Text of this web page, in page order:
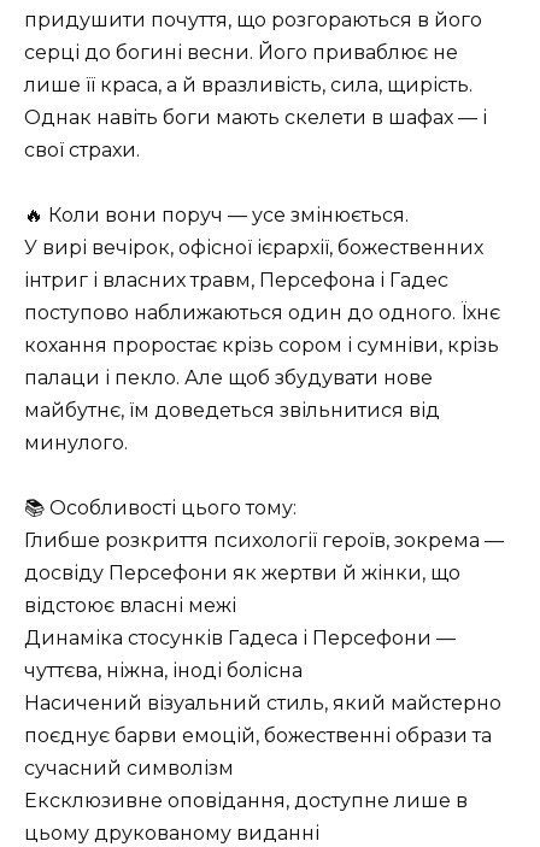
придушити почуття, що розгораються в його
серці до богині весни. Його приваблює не
лише її краса, а й вразливість, сила, щирість.
Однак навіть боги мають скелети в шафах — і
свої страхи.
🔥 Коли вони поруч — усе змінюється.
У вирі вечірок, офісної ієрархії, божественних
інтриг і власних травм, Персефона і Гадес
поступово наближаються один до одного. Їхнє
кохання проростає крізь сором і сумніви, крізь
палаци і пекло. Але щоб збудувати нове
майбутнє, їм доведеться звільнитися від
минулого.
📚 Особливості цього тому:
Глибше розкриття психології героїв, зокрема —
досвіду Персефони як жертви й жінки, що
відстоює власні межі
Динаміка стосунків Гадеса і Персефони —
чуттєва, ніжна, іноді болісна
Насичений візуальний стиль, який майстерно
поєднує барви емоцій, божественні образи та
сучасний символізм
Ексклюзивне оповідання, доступне лише в
цьому друкованому виданні